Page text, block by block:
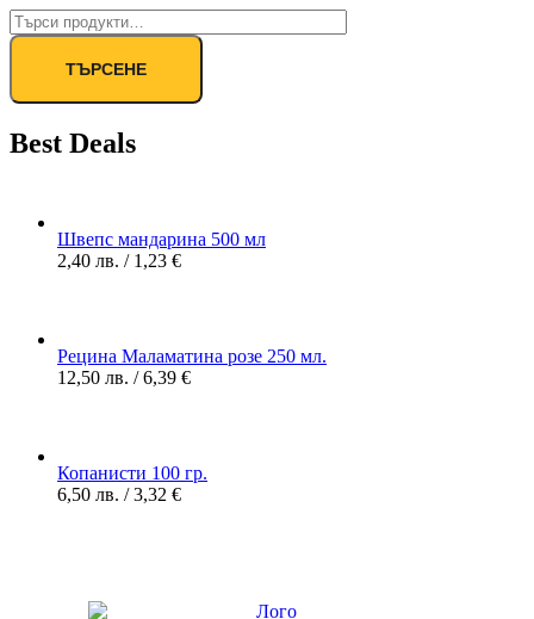
ТЪРСЕНЕ
Best Deals
Швепс мандарина 500 мл
2,40 лв. / 1,23 €
Рецина Маламатина розе 250 мл.
12,50 лв. / 6,39 €
Копанисти 100 гр.
6,50 лв. / 3,32 €